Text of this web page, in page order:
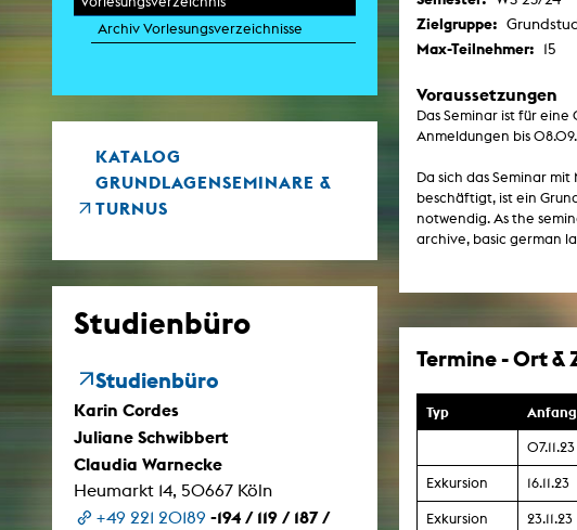
Zielgruppe:
Max-Teilnehmer: 15
Voraussetzungen
Das Seminar ist für eine
Anmeldungen bis
Da sich das Seminar
beschäftigt, ist ein
notwendig. As the
archive, basic german
Termine - Ort &
Typ Anfang
07.11.23
Exkursion 16.11.23
Exkursion 23.11.23
Archiv Vorlesungsverzeichnisse
KATALOG
GRUNDLAGENSEMINARE &
TURNUS
Studienbüro
Studienbüro
Karin Cordes
Juliane Schwibbert
Claudia Warnecke
Heumarkt 14, 50667 Köln
+49 221 20189 -194 / 119 / 187 /
Kunst- und
Kunstwissenschaft
3-